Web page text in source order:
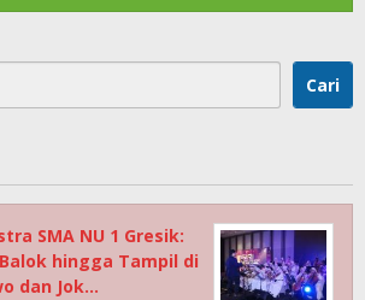
Cari
SMA NU 1 Gresik:
hingga Tampil di
dan Jok…